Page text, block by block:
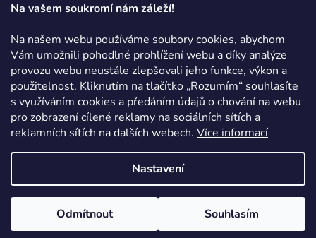
Na vašem soukromí nám záleží!
Na našem webu používáme soubory cookies, abychom
Vám umožnili pohodlné prohlížení webu a díky analýze
provozu webu neustále zlepšovali jeho funkce, výkon a
použitelnost. Kliknutím na tlačítko „Rozumím“ souhlasíte
s využíváním cookies a předáním údajů o chování na webu
pro zobrazení cílené reklamy na sociálních sítích a
reklamních sítích na dalších webech. Více informací
Nastavení
Odmítnout Souhlasím
Vložte svůj e-mail a my vám budeme zasílat informace o
nových produktech na našem e-shopu.
E-mail
Vložením e-mailu souhlasíte spodmínkami ochrany
osobních údajů
Vytvořil Shoptet
Copyright 2026Pokefun.cz. Všechna práva vyhrazena.